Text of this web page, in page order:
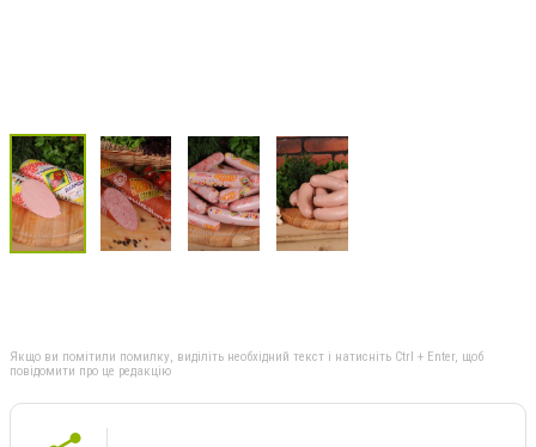
Якщо ви помітили помилку, виділіть необхідний текст і натисніть Ctrl + Enter, щоб
повідомити про це редакцію